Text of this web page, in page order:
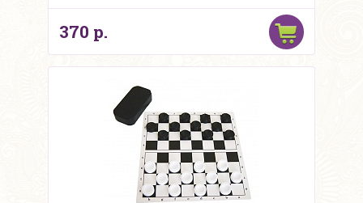
370 р.